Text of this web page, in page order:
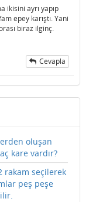
ikisini ayrı yapıp
epey karıştı. Yani
biraz ilginç.
Cevapla
oluşan
kare vardır?
rakam seçilerek
peş peşe